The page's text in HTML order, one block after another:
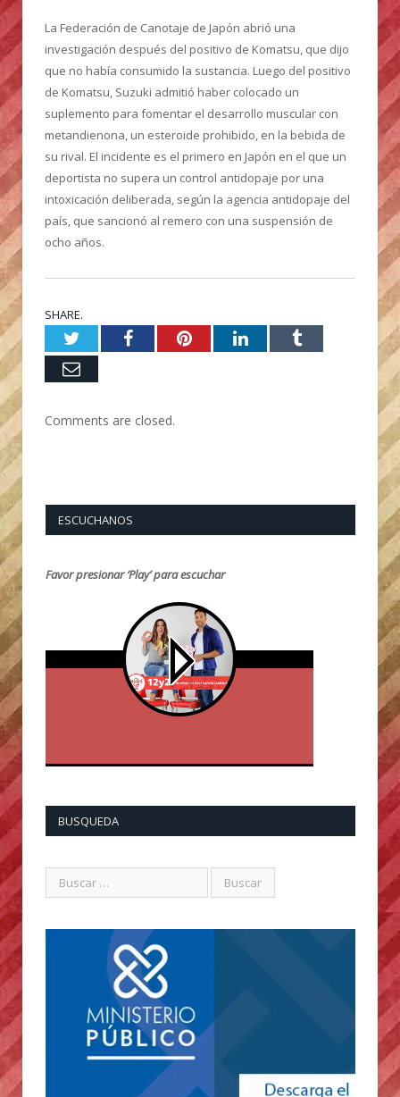
La Federación de Canotaje de Japón abrió una
investigación después del positivo de Komatsu, que dijo
que no había consumido la sustancia. Luego del positivo
de Komatsu, Suzuki admitió haber colocado un
suplemento para fomentar el desarrollo muscular con
metandienona, un esteroide prohibido, en la bebida de
su rival. El incidente es el primero en Japón en el que un
deportista no supera un control antidopaje por una
intoxicación deliberada, según la agencia antidopaje del
país, que sancionó al remero con una suspensión de
ocho años.
SHARE.
TwitterFacebookPinterestLinkedInTumblr
Email
Comments are closed.
ESCUCHANOS
Favor presionar ‘Play’ para escuchar
BUSQUEDA